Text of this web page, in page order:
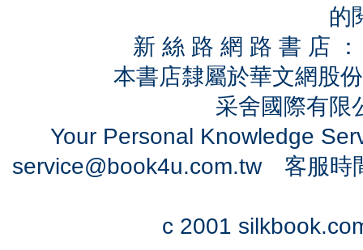
的
新 絲 路 網 路 書 店
本書店隸屬於華文網股
采舍國際有
Your Personal Knowledge
service@book4u.com.tw客服時
c 2001